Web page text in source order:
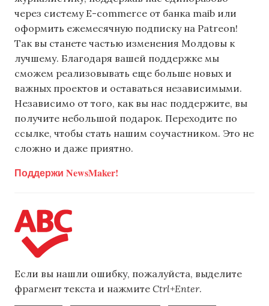
через систему E-commerce от банка maib или
оформить ежемесячную подписку на Patreon!
Так вы станете частью изменения Молдовы к
лучшему. Благодаря вашей поддержке мы
сможем реализовывать еще больше новых и
важных проектов и оставаться независимыми.
Независимо от того, как вы нас поддержите, вы
получите небольшой подарок. Переходите по
ссылке, чтобы стать нашим соучастником. Это не
сложно и даже приятно.
Поддержи NewsMaker!
Если вы нашли ошибку, пожалуйста, выделите
фрагмент текста и нажмите Ctrl+Enter.